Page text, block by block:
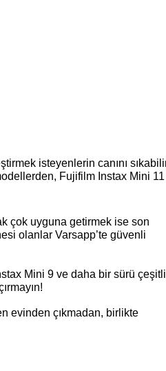
Fujifilm Instax Mini 11
çok uyguna getirmek ise son
olanlar Varsapp’te güvenli
Mini 9 ve daha bir sürü çeşitli
evinden çıkmadan, birlikte